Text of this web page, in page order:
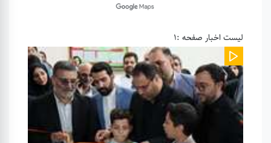
لیست اخبار صفحه :1